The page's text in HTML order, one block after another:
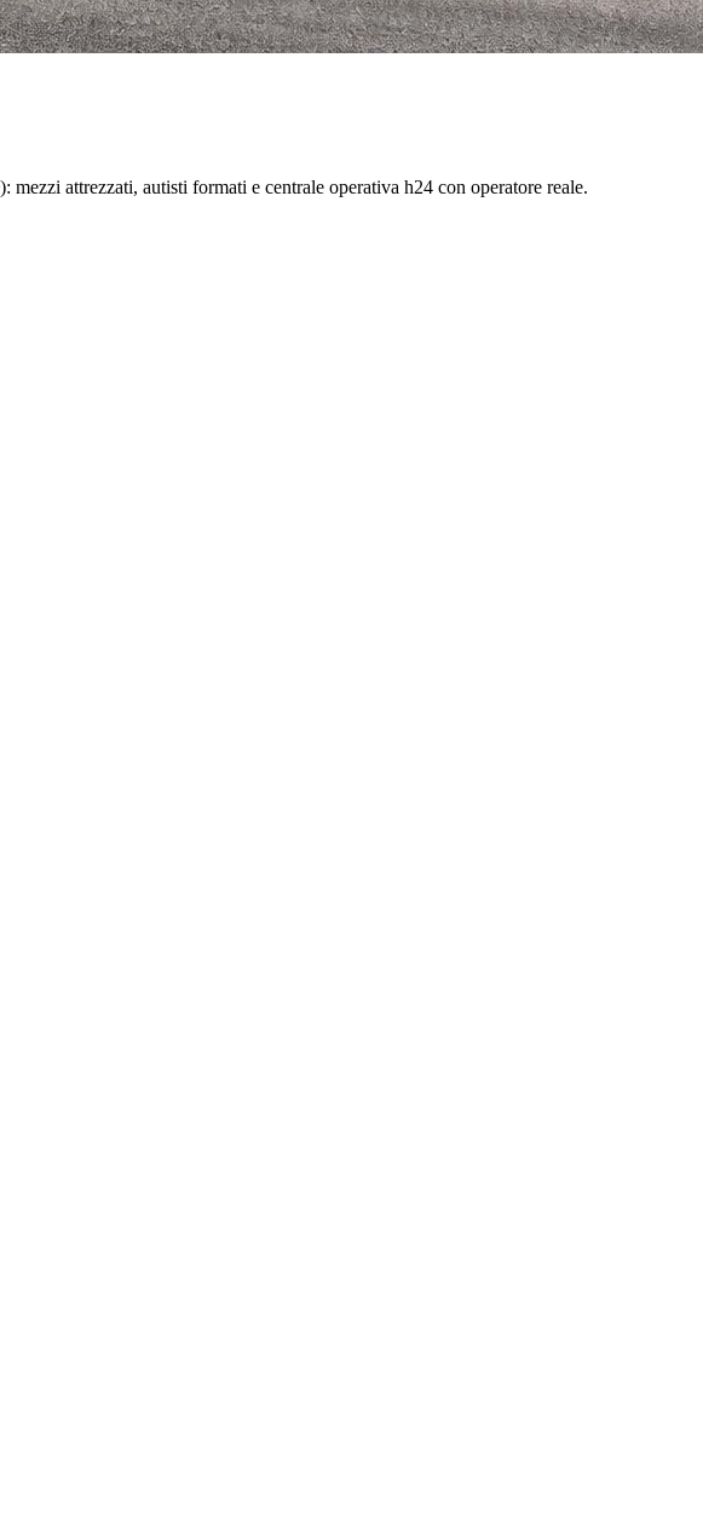
): mezzi attrezzati, autisti formati e centrale operativa h24 con operatore reale.